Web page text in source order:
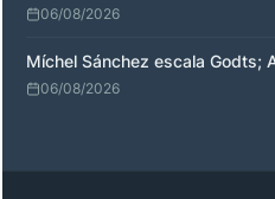
06/08/2026
Míchel Sánchez escala Godts;
06/08/2026